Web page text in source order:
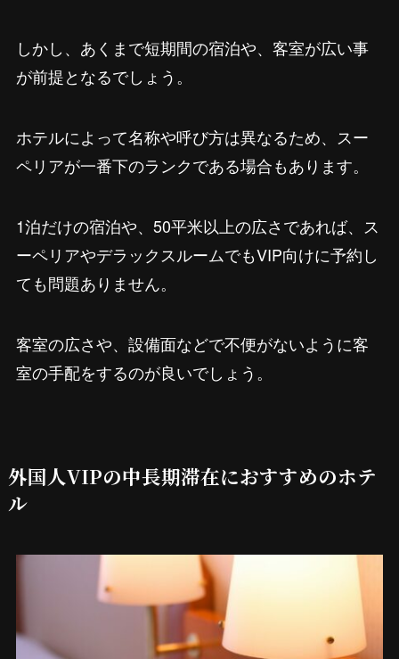
しかし、あくまで短期間の宿泊や、客室が広い事
が前提となるでしょう。
ホテルによって名称や呼び方は異なるため、スー
ペリアが一番下のランクである場合もあります。
1泊だけの宿泊や、50平米以上の広さであれば、ス
ーペリアやデラックスルームでもVIP向けに予約し
ても問題ありません。
客室の広さや、設備面などで不便がないように客
室の手配をするのが良いでしょう。
外国人VIPの中長期滞在におすすめのホテ
ル